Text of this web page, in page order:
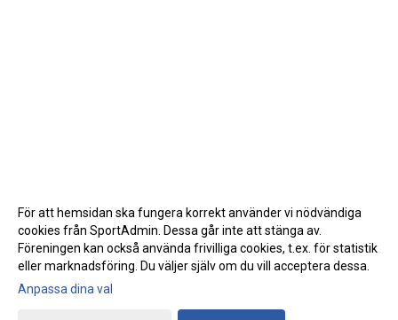
Gå till Webbversion
För att hemsidan ska fungera korrekt använder vi nödvändiga
cookies från SportAdmin. Dessa går inte att stänga av.
Föreningen kan också använda frivilliga cookies, t.ex. för statistik
eller marknadsföring. Du väljer själv om du vill acceptera dessa.
Anpassa dina val